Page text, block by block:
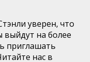
уверен, что
выйдут на более
приглашать
нас в